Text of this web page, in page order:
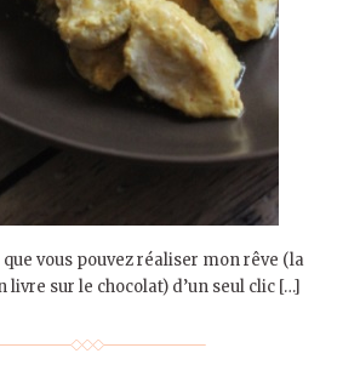
vous pouvez réaliser mon rêve (la
livre sur le chocolat) d’un seul clic […]